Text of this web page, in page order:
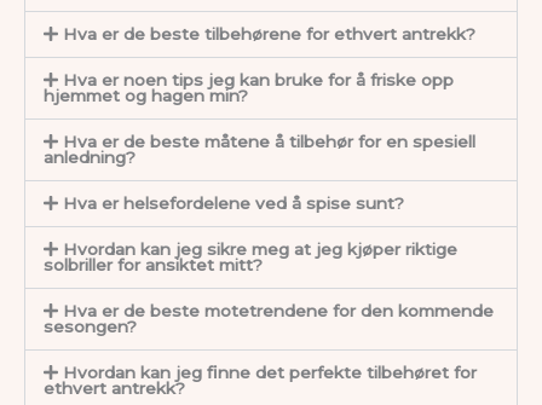
Hva er de beste tilbehørene for ethvert antrekk?
Hva er noen tips jeg kan bruke for å friske opp
hjemmet og hagen min?
Hva er de beste måtene å tilbehør for en spesiell
anledning?
Hva er helsefordelene ved å spise sunt?
Hvordan kan jeg sikre meg at jeg kjøper riktige
solbriller for ansiktet mitt?
Hva er de beste motetrendene for den kommende
sesongen?
Hvordan kan jeg finne det perfekte tilbehøret for
ethvert antrekk?